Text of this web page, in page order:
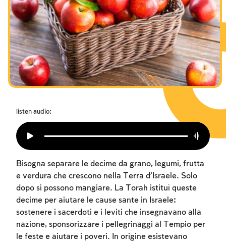
I digiuni commemorativi della distruzione del Tempio
Hanukkah
Purìm
listen audio:
Bisogna separare le decime da grano, legumi, frutta
e verdura che crescono nella Terra d’Israele. Solo
dopo si possono mangiare. La Torah istituì queste
decime per aiutare le cause sante in Israele:
sostenere i sacerdoti e i leviti che insegnavano alla
nazione, sponsorizzare i pellegrinaggi al Tempio per
le feste e aiutare i poveri. In origine esistevano